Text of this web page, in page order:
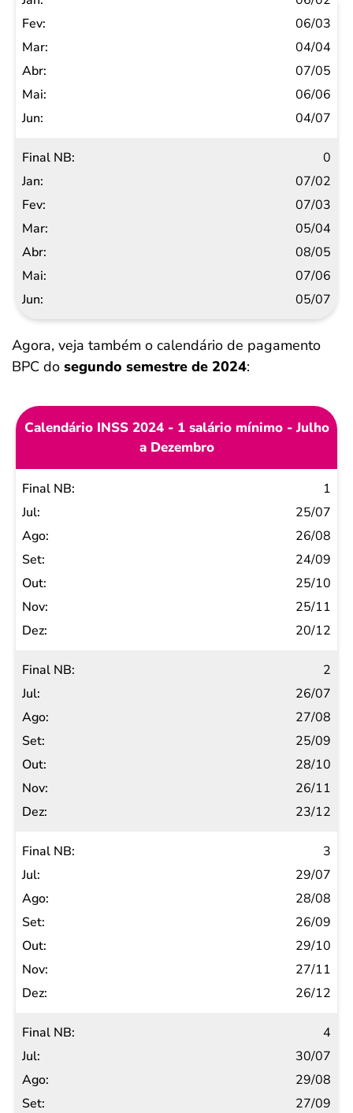
06/03
04/04
07/05
06/06
04/07
0
07/02
07/03
05/04
08/05
07/06
05/07
Agora, veja também o calendário de pagamento
BPC do segundo semestre de 2024:
Calendário INSS 2024 - 1 salário mínimo - Julho
a Dezembro
Final
NB
Jul
Ago
Set
Out
Nov
1
25/07
26/08
24/09
25/10
25/11
20/12
2
26/07
27/08
25/09
28/10
26/11
23/12
3
29/07
28/08
26/09
29/10
27/11
26/12
4
30/07
29/08
27/09